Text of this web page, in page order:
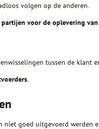
volgen op de anderen.
voor de oplevering
tussen de klant
goed uitgevoerd werden